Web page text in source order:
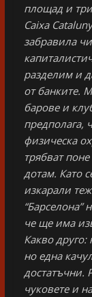
площад и
Caixa
забравила
разделим и
от банките.
барове и
предполага,
физическа
трябват
дотам. Като
изкарали
“Барселона”
че ще има
Какво друго:
но една
достатъчни.
чуковете и